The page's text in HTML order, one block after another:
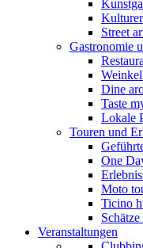
Street
Gastronomie
Dine
Taste
Lokale
Touren und
One
Moto
Ticino
Veranstaltungen